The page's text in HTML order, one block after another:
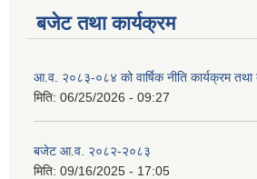
बजेट तथा कार्यक्रम
आ.व. २०८३-०८४ को वार्षिक नीति कार्यक्रम
मिति: 06/25/2026 - 09:27
बजेट आ.व. २०८२-२०८३
मिति: 09/16/2025 - 17:05